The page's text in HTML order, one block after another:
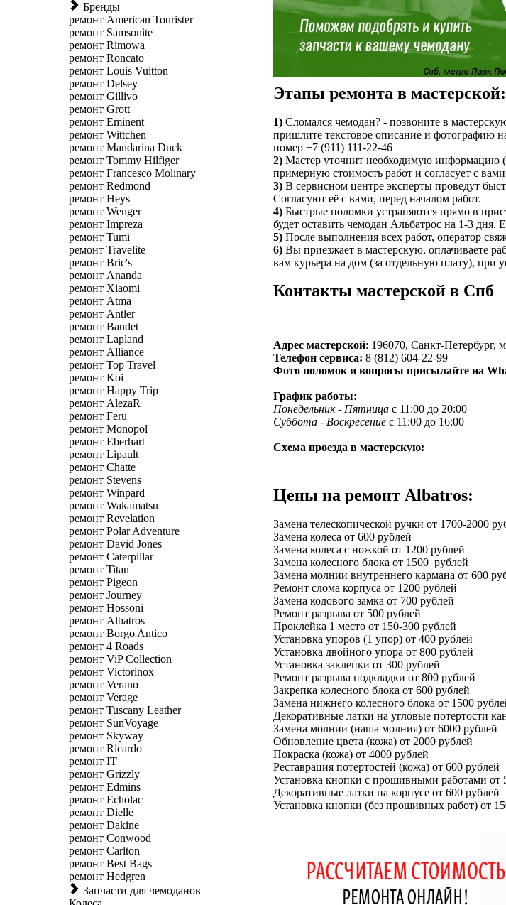
Бренды
ремонт American Tourister
ремонт Samsonite
ремонт Rimowa
ремонт Roncato
ремонт Louis Vuitton
ремонт Delsey
ремонт Gillivo
ремонт Grott
ремонт Eminent
ремонт Wittchen
ремонт Mandarina Duck
ремонт Tommy Hilfiger
ремонт Francesco Molinary
ремонт Redmond
ремонт Heys
ремонт Wenger
ремонт Impreza
ремонт Tumi
ремонт Travelite
ремонт Bric's
ремонт Ananda
ремонт Xiaomi
ремонт Atma
ремонт Antler
ремонт Baudet
ремонт Lapland
ремонт Alliance
ремонт Top Travel
ремонт Koi
ремонт Happy Trip
ремонт AlezaR
ремонт Feru
ремонт Monopol
ремонт Eberhart
ремонт Lipault
ремонт Chatte
ремонт Stevens
ремонт Winpard
ремонт Wakamatsu
ремонт Revelation
ремонт Polar Adventure
ремонт David Jones
ремонт Caterpillar
ремонт Titan
ремонт Pigeon
ремонт Journey
ремонт Hossoni
ремонт Albatros
ремонт Borgo Antico
ремонт 4 Roads
ремонт ViP Collection
ремонт Victorinox
ремонт Verano
ремонт Verage
ремонт Tuscany Leather
ремонт SunVoyage
ремонт Skyway
ремонт Ricardo
ремонт IT
ремонт Grizzly
ремонт Edmins
ремонт Echolac
ремонт Dielle
ремонт Dakine
ремонт Conwood
ремонт Carlton
ремонт Best Bags
ремонт Hedgren
Запчасти для чемоданов
Этапы ремонта в мастерской:
1)Сломался чемодан? - позвоните в
пришлите текстовое описание и фотографию
номер +7 (911) 111-22-46
2)Мастер уточнит необходимую информацию
примерную стоимость работ и согласует с
3)В сервисном центре эксперты проведут
Согласуют её с вами, перед началом работ.
4)Быстрые поломки устраняются прямо в
будет оставить чемодан Альбатрос на 1-3 дня.
5) После выполнения всех работ, оператор
6)Вы приезжает в мастерскую, оплачиваете
вам курьера на дом (за отдельную плату), при
Контакты мастерской в Спб
Адрес мастерской: 196070, Санкт-Петербург,
Телефон сервиса: 8 (812) 604-22-99
Фото поломок и вопросы присылайте на
График работы:
Понедельник - Пятница с 11:00 до 20:00
Суббота - Воскресениес 11:00 до 16:00
Схема проезда в мастерскую:
Цены на ремонт Albatros:
Замена телескопической ручки от 1700-2000
Замена колеса от 600 рублей
Замена колеса с ножкой от 1200 рублей
Замена колесного блока от 1500 рублей
Замена молнии внутреннего кармана от 600
Ремонт слома корпуса от 1200 рублей
Замена кодового замка от 700 рублей
Ремонт разрыва от 500 рублей
Проклейка 1 место от 150-300 рублей
Установка упоров (1 упор) от 400 рублей
Установка двойного упора от 800 рублей
Установка заклепки от 300 рублей
Ремонт разрыва подкладки от 800 рублей
Закрепка колесного блока от 600 рублей
Замена нижнего колесного блока от 1500
Декоративные латки на угловые потертости
Замена молнии (наша молния) от 6000 рублей
Обновление цвета (кожа) от 2000 рублей
Покраска (кожа) от 4000 рублей
Реставрация потертостей (кожа) от 600 рублей
Установка кнопки с прошивными работами от
Декоративные латки на корпусе от 600 рублей
Установка кнопки (без прошивных работ) от